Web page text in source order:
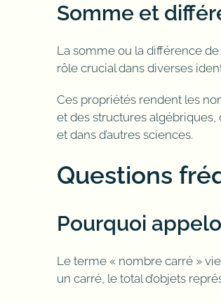
Somme et
La somme ou la différence
rôle crucial dans diverses
Ces propriétés rendent les
et des structures
et dans d’autres sciences.
Questions
Pourquoi
Le terme « nombre carré »
un carré, le total d’objets